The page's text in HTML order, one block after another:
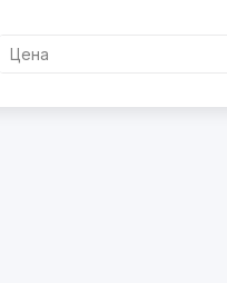
Цена